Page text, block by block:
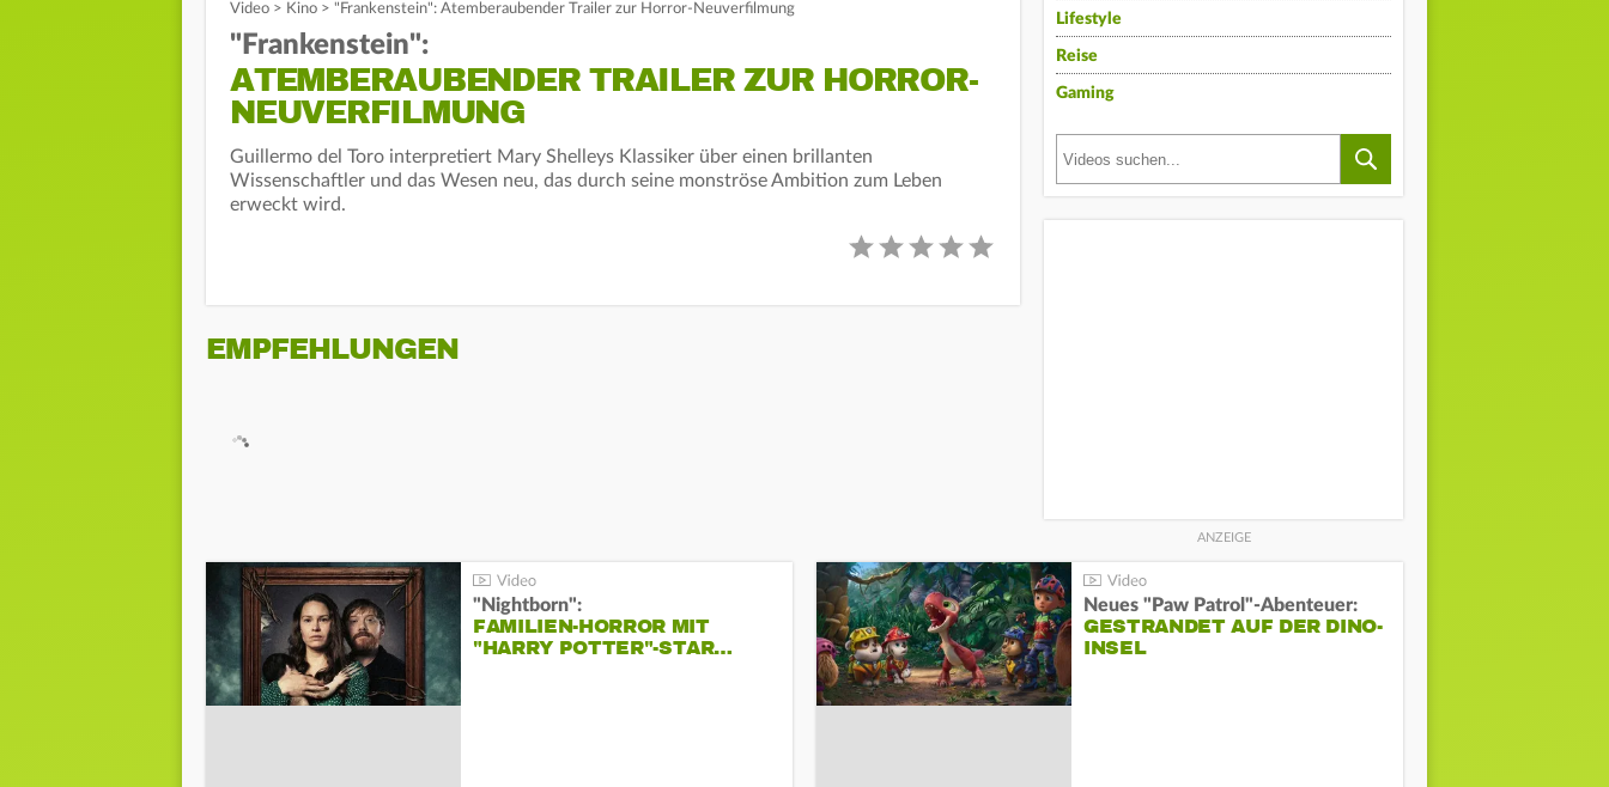
Video > Kino > "Frankenstein": Atemberaubender Trailer zur Horror-Neuverfilmung
"Frankenstein":
ATEMBERAUBENDER TRAILER ZUR HORROR-
NEUVERFILMUNG
Guillermo del Toro interpretiert Mary Shelleys Klassiker über einen brillanten
Wissenschaftler und das Wesen neu, das durch seine monströse Ambition zum Leben
erweckt wird.
EMPFEHLUNGEN
Lifestyle
Reise
Gaming
"Nightborn":
FAMILIEN-HORROR MIT
"HARRY POTTER"-STAR…
Neues "Paw Patrol"-Abenteuer:
GESTRANDET AUF DER DINO-
INSEL